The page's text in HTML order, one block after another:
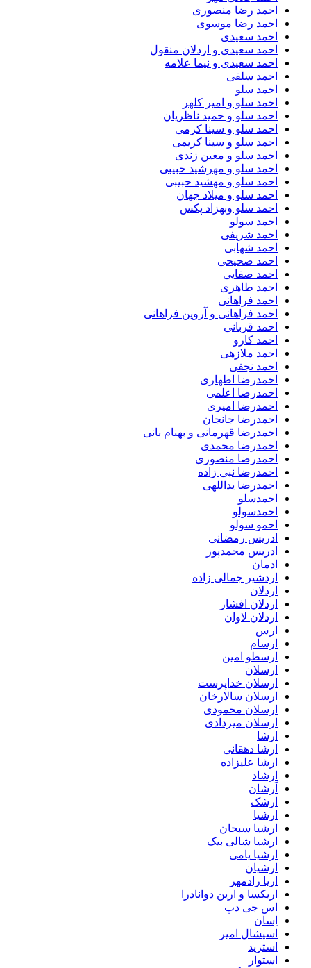
احمد رضا منصوری
احمد رضا موسوی
احمد سعیدی
احمد سعیدی و اردلان منقول
احمد سعیدی و نیما علامه
احمد سلفی
احمد سلو
احمد سلو و امیر کلهر
احمد سلو و حمید ناظریان
احمد سلو و سینا کرمی
احمد سلو و سینا کریمی
احمد سلو و معین زندی
احمد سلو و مهرشید حبیبی
احمد سلو و مهشید حبیبی
احمد سلو و میلاد جهان
احمد سلو وبهزاد پکس
احمد سولو
احمد شریفی
احمد شهابی
احمد صحیحی
احمد صفایی
احمد طاهری
احمد فراهانی
احمد فراهانی و آروین فراهانی
احمد قربانی
احمد کارو
احمد ملازهی
احمد نجفی
احمدرضا اطهاری
احمدرضا اعلمی
احمدرضا امیری
احمدرضا جانجان
احمدرضا قهرمانی و بهنام بانی
احمدرضا محمدی
احمدرضا منصوری
احمدرضا نبی زاده
احمدرضا یداللهی
احمدسلو
احمدسولو
احمو سولو
ادریس رمضانی
ادریس محمدپور
ادمان
اردشیر جمالی زاده
اردلان
اردلان افشار
اردلان لاوان
ارس
ارسام
ارسطو امین
ارسلان
ارسلان خداپرست
ارسلان سالارخان
ارسلان محمودی
ارسلان میردادی
ارشا
ارشا دهقانی
ارشا علیزاده
ارشاد
اَرشان
ارشک
ارشیا
ارشیا سبحان
ارشیا شالی بیک
ارشیا یامی
ارشیان
اریا رادمهر
اریکسا و ارین دوانادرا
اس جی دپ
اِسان
اسپشال امیر
استرید
استوار